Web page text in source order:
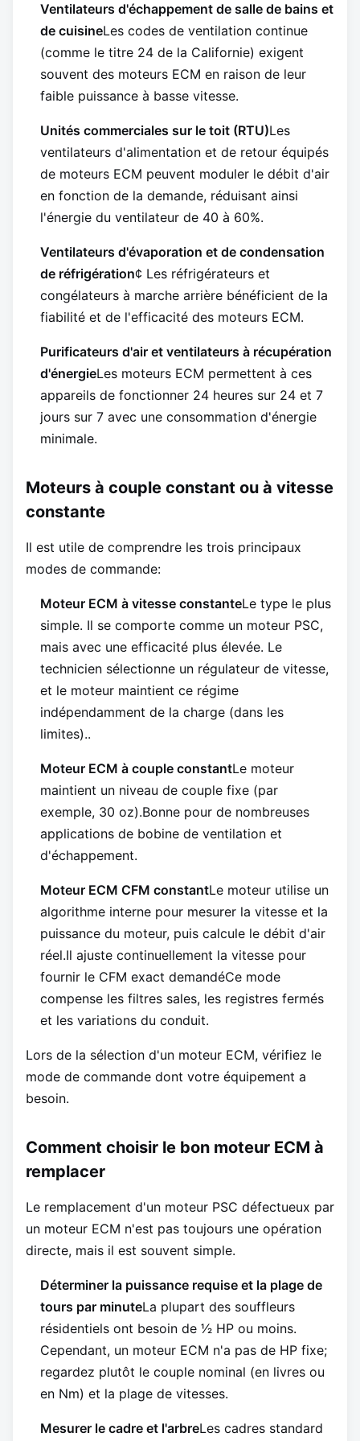
Ventilateurs d'échappement de salle de bains et
de cuisineLes codes de ventilation continue
(comme le titre 24 de la Californie) exigent
souvent des moteurs ECM en raison de leur
faible puissance à basse vitesse.
Unités commerciales sur le toit (RTU)Les
ventilateurs d'alimentation et de retour équipés
de moteurs ECM peuvent moduler le débit d'air
en fonction de la demande, réduisant ainsi
l'énergie du ventilateur de 40 à 60%.
Ventilateurs d'évaporation et de condensation
de réfrigération¢ Les réfrigérateurs et
congélateurs à marche arrière bénéficient de la
fiabilité et de l'efficacité des moteurs ECM.
Purificateurs d'air et ventilateurs à récupération
d'énergieLes moteurs ECM permettent à ces
appareils de fonctionner 24 heures sur 24 et 7
jours sur 7 avec une consommation d'énergie
minimale.
Moteurs à couple constant ou à vitesse
constante
Il est utile de comprendre les trois principaux
modes de commande:
Moteur ECM à vitesse constanteLe type le plus
simple. Il se comporte comme un moteur PSC,
mais avec une efficacité plus élevée. Le
technicien sélectionne un régulateur de vitesse,
et le moteur maintient ce régime
indépendamment de la charge (dans les
limites)..
Moteur ECM à couple constantLe moteur
maintient un niveau de couple fixe (par
exemple, 30 oz).Bonne pour de nombreuses
applications de bobine de ventilation et
d'échappement.
Moteur ECM CFM constantLe moteur utilise un
algorithme interne pour mesurer la vitesse et la
puissance du moteur, puis calcule le débit d'air
réel.Il ajuste continuellement la vitesse pour
fournir le CFM exact demandéCe mode
compense les filtres sales, les registres fermés
et les variations du conduit.
Lors de la sélection d'un moteur ECM, vérifiez le
mode de commande dont votre équipement a
besoin.
Comment choisir le bon moteur ECM à
remplacer
Le remplacement d'un moteur PSC défectueux par
un moteur ECM n'est pas toujours une opération
directe, mais il est souvent simple.
Déterminer la puissance requise et la plage de
tours par minuteLa plupart des souffleurs
résidentiels ont besoin de 1⁄2 HP ou moins.
Cependant, un moteur ECM n'a pas de HP fixe;
regardez plutôt le couple nominal (en livres ou
en Nm) et la plage de vitesses.
Mesurer le cadre et l'arbreLes cadres standard